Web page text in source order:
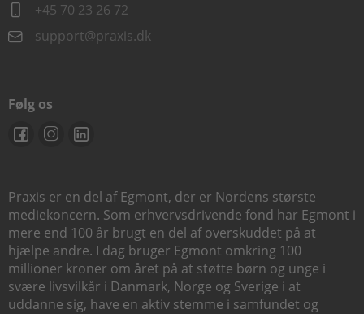
+45 70 23 26 72
support@praxis.dk
Følg os
Praxis er en del af Egmont, der er Nordens største
mediekoncern. Som erhvervsdrivende fond har Egmont i
mere end 100 år brugt en del af overskuddet på at
hjælpe andre. I dag bruger Egmont omkring 100
millioner kroner om året på at støtte børn og unge i
svære livsvilkår i Danmark, Norge og Sverige i at
uddanne sig, have en aktiv stemme i samfundet og